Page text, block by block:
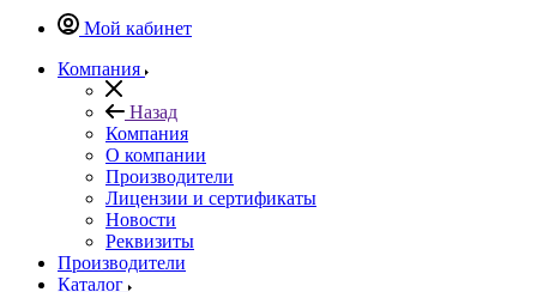
Мой кабинет
Компания
Назад
Компания
О компании
Производители
Лицензии и сертификаты
Новости
Реквизиты
Производители
Каталог